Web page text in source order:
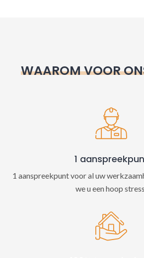
WAAROM VOOR
1
1 aanspreekpunt voor al uw
we u een hoop